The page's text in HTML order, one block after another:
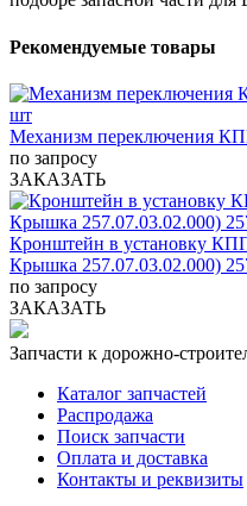
Рекомендуемые товары
Механизм переключения
по запросу
ЗАКАЗАТЬ
Кронштейн в установку
Крышка 257.07.03.02.000)
по запросу
ЗАКАЗАТЬ
Запчасти к дорожно-
Каталог запчастей
Распродажа
Поиск запчасти
Оплата и доставка
Контакты и реквизиты